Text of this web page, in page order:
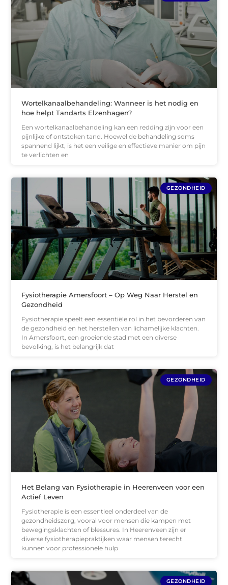
Wortelkanaalbehandeling: Wanneer is het nodig en
hoe helpt Tandarts Elzenhagen?
Een wortelkanaalbehandeling kan een redding zijn voor een
pijnlijke of ontstoken tand. Hoewel de behandeling soms
spannend lijkt, is het een veilige en effectieve manier om pijn
te verlichten en
GEZONDHEID
Fysiotherapie Amersfoort – Op Weg Naar Herstel en
Gezondheid
Fysiotherapie speelt een essentiële rol in het bevorderen van
de gezondheid en het herstellen van lichamelijke klachten.
In Amersfoort, een groeiende stad met een diverse
bevolking, is het belangrijk dat
GEZONDHEID
Het Belang van Fysiotherapie in Heerenveen voor een
Actief Leven
Fysiotherapie is een essentieel onderdeel van de
gezondheidszorg, vooral voor mensen die kampen met
bewegingsklachten of blessures. In Heerenveen zijn er
diverse fysiotherapiepraktijken waar mensen terecht
kunnen voor professionele hulp
GEZONDHEID